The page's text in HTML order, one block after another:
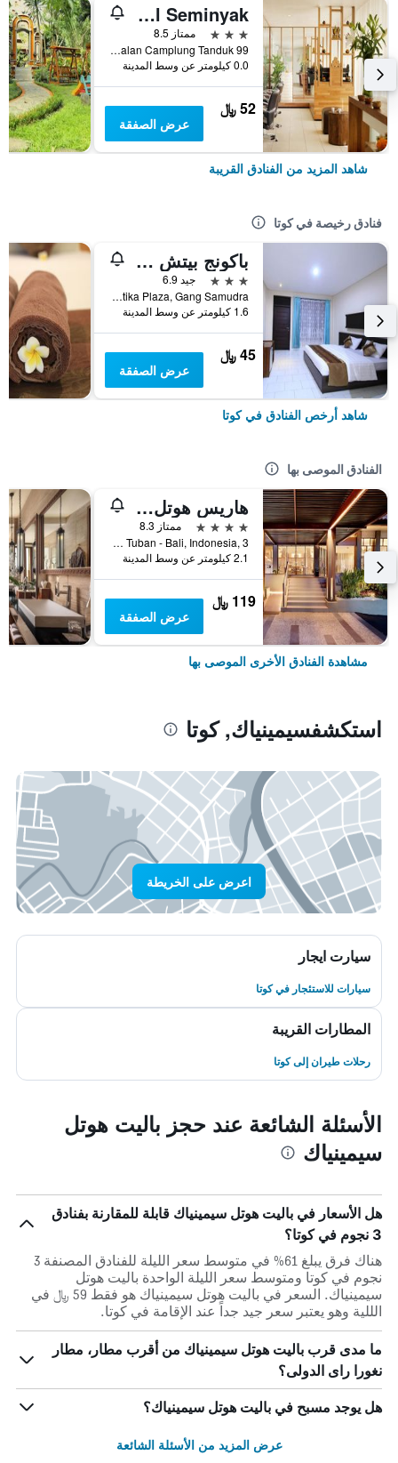
Grandmas Plus Hotel Seminyak
3 نجوم
ممتاز 8.5
Jalan Camplung Tanduk 99, كوتا, إندونيسيا
0.0 كيلومتر عن وسط المدينة
52 ﷼
عرض الصفقة
شاهد المزيد من الفنادق القريبة
فنادق رخيصة في كوتا
باكونج بيتش ريزورت
3 نجوم
جيد 6.9
Jalan Kartika Plaza, Gang Samudra, كوتا, إندونيسيا
1.6 كيلومتر عن وسط المدينة
45 ﷼
عرض الصفقة
شاهد أرخص الفنادق في كوتا
الفنادق الموصى بها
هاريس هوتل كوتا توبان بالي
4 نجوم
ممتاز 8.3
Jl.Dewi Sartika Tuban - Bali, Indonesia, 3, كوتا, إندونيسيا
2.1 كيلومتر عن وسط المدينة
119 ﷼
عرض الصفقة
مشاهدة الفنادق الأخرى الموصى بها
استكشفسيمينياك, كوتا
اعرض على الخريطة
سيارت ايجار
سيارات للاستئجار في كوتا
المطارات القريبة
رحلات طيران إلى كوتا
الأسئلة الشائعة عند حجز باليت هوتل
سيمينياك
هل الأسعار في باليت هوتل سيمينياك قابلة للمقارنة بفنادق
3 نجوم في كوتا؟
هناك فرق يبلغ 61% في متوسط ​​سعر الليلة للفنادق المصنفة 3
نجوم في كوتا ومتوسط ​​سعر الليلة الواحدة باليت هوتل
سيمينياك. السعر في باليت هوتل سيمينياك هو فقط 59 ﷼ في
الللية وهو يعتبر سعر جيد جداً عند الإقامة في كوتا.
ما مدى قرب باليت هوتل سيمينياك من أقرب مطار، مطار
نغورا راى الدولى؟
هل يوجد مسبح في باليت هوتل سيمينياك؟
عرض المزيد من الأسئلة الشائعة